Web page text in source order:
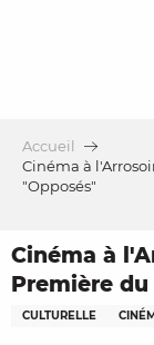
Accueil
Cinéma à
"Opposés"
Cinéma à
Première
CULTURELLE